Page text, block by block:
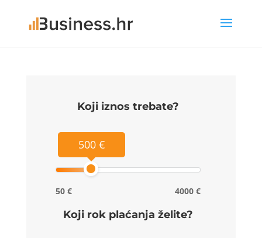
Koji iznos trebate?
500 €
50 € 4000 €
Koji rok plaćanja želite?